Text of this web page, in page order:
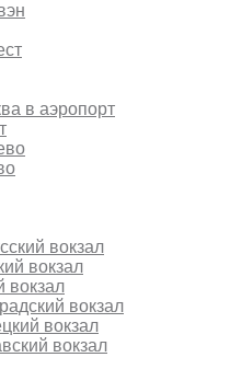
в аэропорт
вокзал
вокзал
вокзал
вокзал
вокзал
вокзал